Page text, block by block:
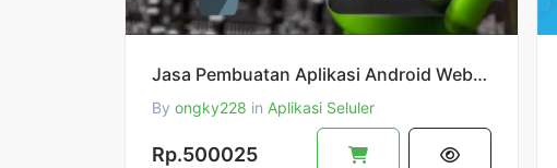
Jasa Pembuatan Aplikasi Android Webview Untuk Situs Web White Niche Versi Murah (Low Price)
By ongky228 in Aplikasi Seluler
Rp.500025